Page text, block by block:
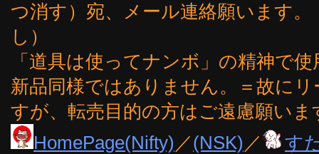
つ消す）宛、メール連絡願います
し）
「道具は使ってナンボ」の精神で
新品同様ではありません。＝故に
すが、転売目的の方はご遠慮願いま
HomePage(Nifty) ／(NSK) ／
す